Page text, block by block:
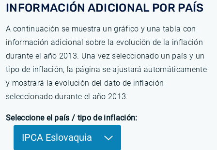
INFORMACIÓN ADICIONAL POR PAÍS
A continuación se muestra un gráfico y una tabla con
información adicional sobre la evolución de la inflación
durante el año 2013. Una vez seleccionado un país y un
tipo de inflación, la página se ajustará automáticamente
y mostrará la evolución del dato de inflación
seleccionado durante el año 2013.
Seleccione el país / tipo de inflación:
IPCA Eslovaquia